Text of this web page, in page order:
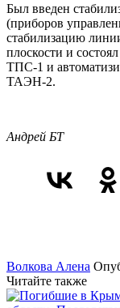
Был введен
(приборов
стабилизацию
плоскости и
ТПС-1 и
ТАЭН-2.
Андрей БТ
Волкова Алена
Читайте также